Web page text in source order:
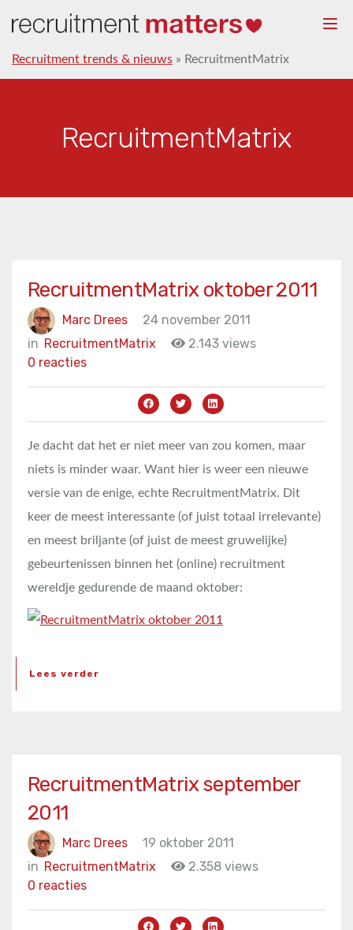
Recruitment trends & nieuws » RecruitmentMatrix
RecruitmentMatrix
RecruitmentMatrix oktober 2011
Marc Drees
24 november 2011
in RecruitmentMatrix
2.143 views
0 reacties
Je dacht dat het er niet meer van zou komen, maar
niets is minder waar. Want hier is weer een nieuwe
versie van de enige, echte RecruitmentMatrix. Dit
keer de meest interessante (of juist totaal irrelevante)
en meest briljante (of juist de meest gruwelijke)
gebeurtenissen binnen het (online) recruitment
wereldje gedurende de maand oktober:
Lees verder
RecruitmentMatrix september
2011
Marc Drees
19 oktober 2011
in RecruitmentMatrix
2.358 views
0 reacties